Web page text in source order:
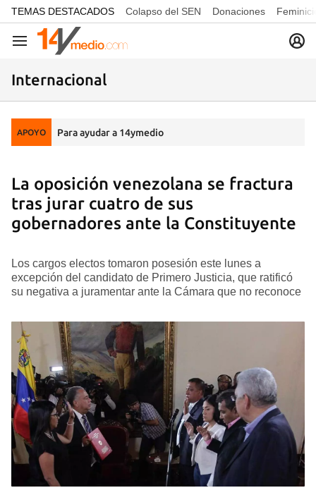
common.go-to-content
TEMAS DESTACADOS Colapso del SEN Donaciones
Navegación
Internacional
APOYO Para ayudar a 14ymedio
La oposición venezolana se fractura
tras jurar cuatro de sus
gobernadores ante la Constituyente
Los cargos electos tomaron posesión este lunes a
excepción del candidato de Primero Justicia, que ratificó
su negativa a juramentar ante la Cámara que no reconoce